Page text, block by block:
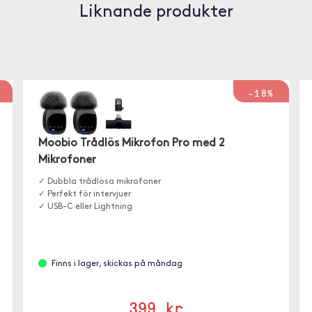
Liknande produkter
-18%
Moobio Trådlös Mikrofon Pro med 2
Mikrofoner
✓ Dubbla trådlösa mikrofoner
✓ Perfekt för intervjuer
✓ USB-C eller Lightning
Finns i lager, skickas på måndag